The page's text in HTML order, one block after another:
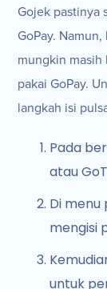
Gojek pastinya
GoPay.
mungkin masih
pakai GoPay.
langkah isi
Pada
atau
Di menu
mengisi
untuk